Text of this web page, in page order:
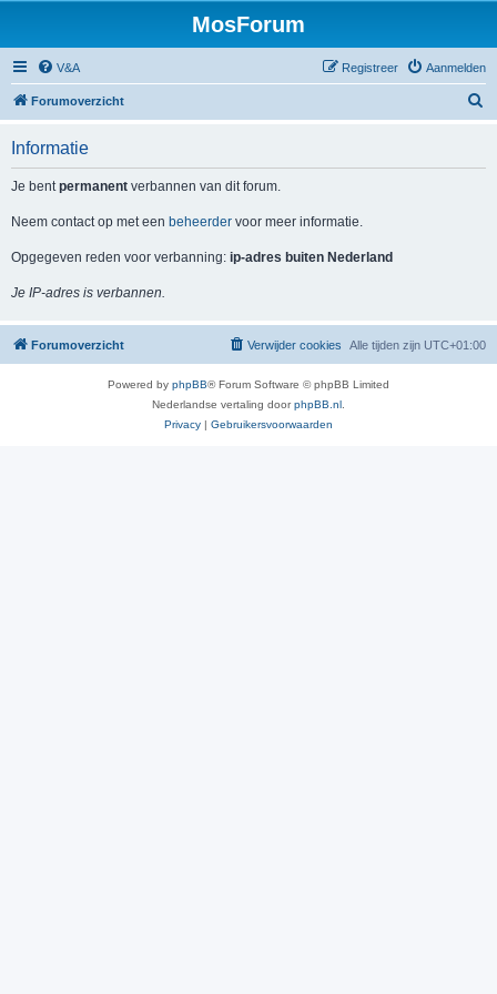
MosForum
V&A Aanmelden
Registreer
Forumoverzicht
Informatie
Je bentpermanent verbannen van dit forum.
Neem contact op met een beheerder voor meer informatie.
Opgegeven reden voor verbanning: ip-adres buiten Nederland
Je IP-adres is verbannen.
Forumoverzicht Alle tijden zijn UTC+01:00
Verwijder cookies
Powered by phpBB® Forum Software © phpBB Limited
Nederlandse vertaling doorphpBB.nl
Privacy | Gebruikersvoorwaarden